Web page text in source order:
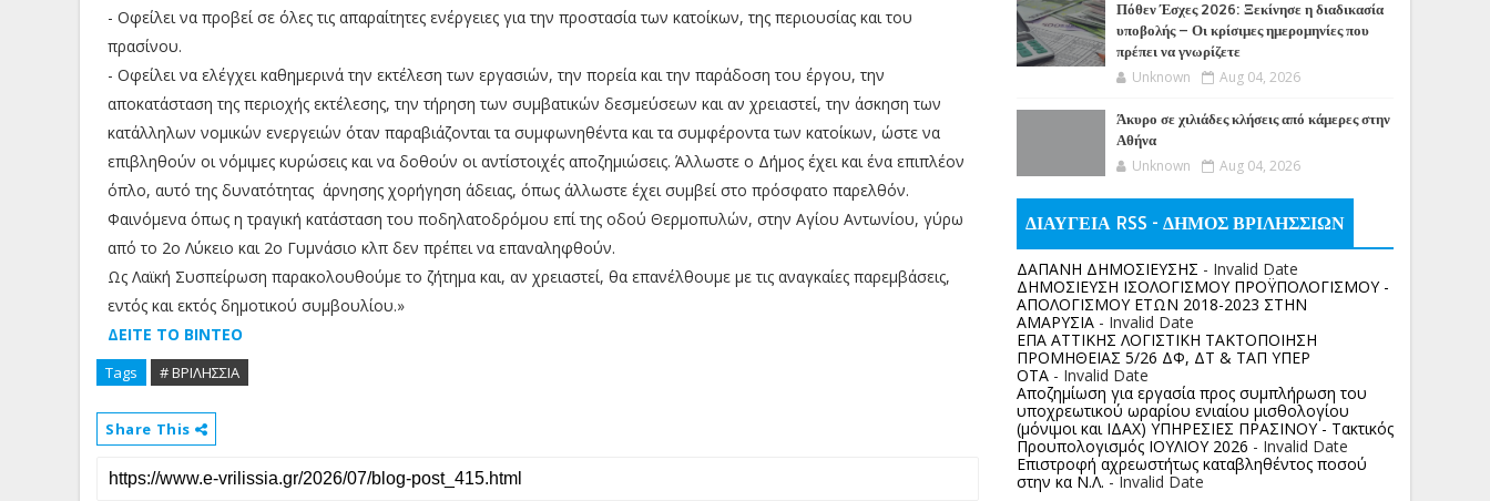
- Οφείλει να προβεί σε όλες τις απαραίτητες ενέργειες για την προστασία των κατοίκων, της περιουσίας και του
πρασίνου.
- Οφείλει να ελέγχει καθημερινά την εκτέλεση των εργασιών, την πορεία και την παράδοση του έργου, την
αποκατάσταση της περιοχής εκτέλεσης, την τήρηση των συμβατικών δεσμεύσεων και αν χρειαστεί, την άσκηση των
κατάλληλων νομικών ενεργειών όταν παραβιάζονται τα συμφωνηθέντα και τα συμφέροντα των κατοίκων, ώστε να
επιβληθούν οι νόμιμες κυρώσεις και να δοθούν οι αντίστοιχές αποζημιώσεις. Άλλωστε ο Δήμος έχει και ένα επιπλέον
όπλο, αυτό της δυνατότητας άρνησης χορήγηση άδειας, όπως άλλωστε έχει συμβεί στο πρόσφατο παρελθόν.
Φαινόμενα όπως η τραγική κατάσταση του ποδηλατοδρόμου επί της οδού Θερμοπυλών, στην Αγίου Αντωνίου, γύρω
από το 2ο Λύκειο και 2ο Γυμνάσιο κλπ δεν πρέπει να επαναληφθούν.
Ως Λαϊκή Συσπείρωση παρακολουθούμε το ζήτημα και, αν χρειαστεί, θα επανέλθουμε με τις αναγκαίες παρεμβάσεις,
εντός και εκτός δημοτικού συμβουλίου.»
ΔΕΙΤΕ ΤΟ ΒΙΝΤΕΟ
Tags # ΒΡΙΛΗΣΣΙΑ
Share This
Πόθεν Έσχες 2026: Ξεκίνησε η διαδικασία
υποβολής – Οι κρίσιμες ημερομηνίες που
πρέπει να γνωρίζετε
Unknown Aug 04, 2026
Άκυρο σε χιλιάδες κλήσεις από κάμερες στην
Αθήνα
Unknown Aug 04, 2026
ΔΙΑΥΓΕΙΑ RSS - ΔΗΜΟΣ ΒΡΙΛΗΣΣΙΩΝ
ΔΑΠΑΝΗ ΔΗΜΟΣΙΕΥΣΗΣ - Invalid Date
ΔΗΜΟΣΙΕΥΣΗ ΙΣΟΛΟΓΙΣΜΟΥ ΠΡΟΫΠΟΛΟΓΙΣΜΟΥ -
ΑΠΟΛΟΓΙΣΜΟΥ ΕΤΩΝ 2018-2023 ΣΤΗΝ
ΑΜΑΡΥΣΙΑ - Invalid Date
ΕΠΑ ΑΤΤΙΚΗΣ ΛΟΓΙΣΤΙΚΗ ΤΑΚΤΟΠΟΙΗΣΗ
ΠΡΟΜΗΘΕΙΑΣ 5/26 ΔΦ, ΔΤ & ΤΑΠ ΥΠΕΡ
ΟΤΑ - Invalid Date
Αποζημίωση για εργασία προς συμπλήρωση του
υποχρεωτικού ωραρίου ενιαίου μισθολογίου
(μόνιμοι και ΙΔΑΧ) ΥΠΗΡΕΣΙΕΣ ΠΡΑΣΙΝΟΥ - Τακτικός
Προυπολογισμός ΙΟΥΛΙΟΥ 2026 - Invalid Date
Επιστροφή αχρεωστήτως καταβληθέντος ποσoύ
στην κα Ν.Λ. - Invalid Date